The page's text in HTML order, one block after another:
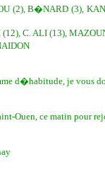
(2), B�NARD (3),
C. ALI (13),
d�habitude, je vous
Ouen, ce matin pour